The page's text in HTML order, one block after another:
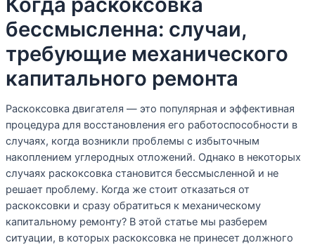
бессмысленна: случаи,
требующие механического
капитального ремонта
Раскоксовка двигателя — это популярная и эффективная
процедура для восстановления его работоспособности в
случаях, когда возникли проблемы с избыточным
накоплением углеродных отложений. Однако в некоторых
случаях раскоксовка становится бессмысленной и не
решает проблему. Когда же стоит отказаться от
раскоксовки и сразу обратиться к механическому
капитальному ремонту? В этой статье мы разберем
ситуации, в которых раскоксовка не принесет должного